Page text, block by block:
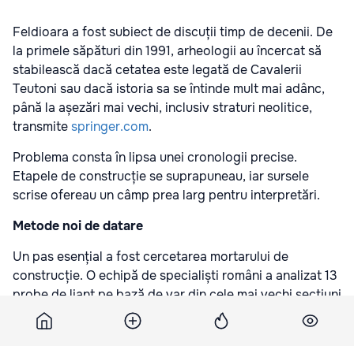
Feldioara a fost subiect de discuții timp de decenii. De
la primele săpături din 1991, arheologii au încercat să
stabilească dacă cetatea este legată de Cavalerii
Teutoni sau dacă istoria sa se întinde mult mai adânc,
până la așezări mai vechi, inclusiv straturi neolitice,
transmitespringer.com.
Problema consta în lipsa unei cronologii precise.
Etapele de construcție se suprapuneau, iar sursele
scrise ofereau un câmp prea larg pentru interpretări.
Metode noi de datare
Un pas esențial a fost cercetarea mortarului de
construcție. O echipă de specialiști români a analizat 13
probe de liant pe bază de var din cele mai vechi secțiuni
ale zidurilor, aplicând metoda radiocarbonului și tehnici
chimice moderne.